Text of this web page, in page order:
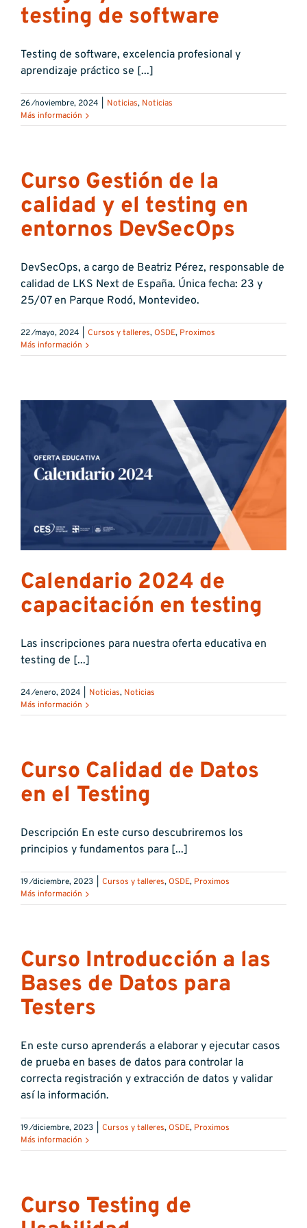
testing de software
Testing de software, excelencia profesional y
aprendizaje práctico se [...]
26 ⁄noviembre, 2024 Noticias, Noticias
Más información
Curso Gestión de la
calidad y el testing en
entornos DevSecOps
DevSecOps, a cargo de Beatriz Pérez, responsable de
calidad de LKS Next de España. Única fecha: 23 y
25/07 en Parque Rodó, Montevideo.
22 ⁄mayo, 2024 Cursos y talleres,OSDE, Proximos
Más información
Calendario 2024 de
capacitación en testing
Las inscripciones para nuestra oferta educativa en
testing de [...]
24 ⁄enero, 2024 Noticias, Noticias
Más información
Curso Calidad de Datos
en el Testing
Descripción En este curso descubriremos los
principios y fundamentos para [...]
19 ⁄diciembre, 2023 Cursos y talleres,OSDE, Proximos
Más información
Curso Introducción a las
Bases de Datos para
Testers
En este curso aprenderás a elaborar y ejecutar casos
de prueba en bases de datos para controlar la
correcta registración y extracción de datos y validar
así la información.
19 ⁄diciembre, 2023 Cursos y talleres,OSDE, Proximos
Más información
Curso Testing de